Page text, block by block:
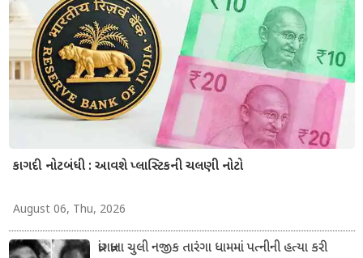
કાગદી નોટબંધી : આવશે પ્લાસ્ટિકની ચલણી નોટો
August 06, Thu, 2026
ધ્રાંગધ્રાના ચુલી નજીક તારંગા ધામમાં પત્નીની હત્યા કરી